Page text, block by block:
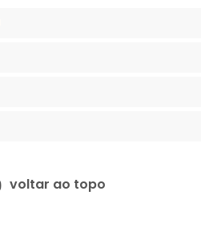
voltar ao topo